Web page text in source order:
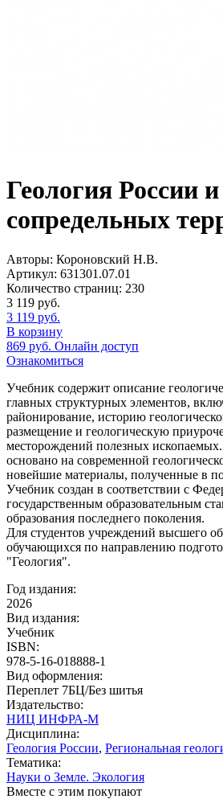
Геология России и
сопредельных
Авторы: Короновский Н.В.
Артикул: 631301.07.01
Количество страниц: 230
3 119 руб.
3 119 руб.
В корзину
869 руб. Онлайн доступ
Ознакомиться
Учебник содержит описание
главных структурных элементов,
районирование, историю
размещение и геологическую
месторождений полезных
основано на современной
новейшие материалы, полученные в
Учебник создан в соответствии с
государственным образовательным
образования последнего поколения.
Для студентов учреждений высшего
обучающихся по направлению
"Геология".
Год издания:
2026
Вид издания:
Учебник
ISBN:
978-5-16-018888-1
Вид оформления:
Переплет 7БЦ/Без шитья
Издательство:
НИЦ ИНФРА-М
Дисциплина:
Геология России, Региональная
Тематика:
Науки о Земле. Экология
Вместе с этим покупают